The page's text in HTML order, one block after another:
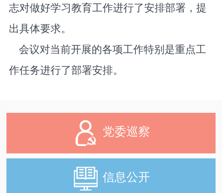
志对做好学习教育工作进行了安排部署，提
出具体要求。
会议对当前开展的各项工作特别是重点工
作任务进行了部署安排。
党委巡察
信息公开